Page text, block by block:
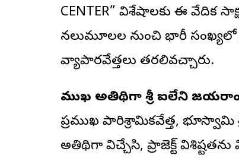
CENTER” విశేషాలకు ఈ వేదిక
నలుమూలల నుంచి భారీ సంఖ్యలో
వ్యాపారవేత్తలు తరలివచ్చారు.
ముఖ్య అతిథిగా శ్రీ ఐలేని జయరాం
ప్రముఖ పారిశ్రామికవేత్త,
అతిథిగా విచ్చేసి, ప్రాజెక్ట్